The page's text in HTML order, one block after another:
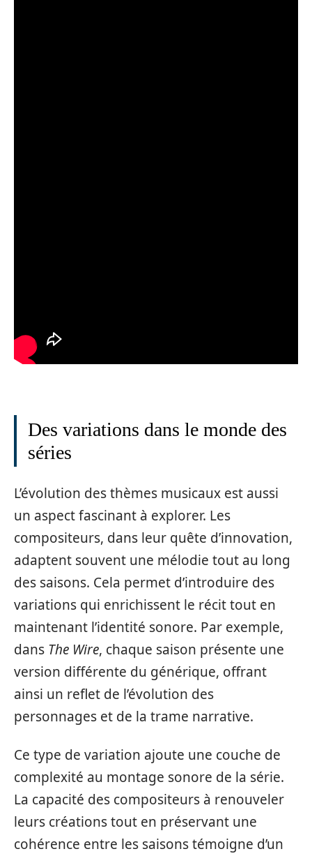
Des variations dans le monde des
séries
L’évolution des thèmes musicaux est aussi
un aspect fascinant à explorer. Les
compositeurs, dans leur quête d’innovation,
adaptent souvent une mélodie tout au long
des saisons. Cela permet d’introduire des
variations qui enrichissent le récit tout en
maintenant l’identité sonore. Par exemple,
dans The Wire, chaque saison présente une
version différente du générique, offrant
ainsi un reflet de l’évolution des
personnages et de la trame narrative.
Ce type de variation ajoute une couche de
complexité au montage sonore de la série.
La capacité des compositeurs à renouveler
leurs créations tout en préservant une
cohérence entre les saisons témoigne d’un